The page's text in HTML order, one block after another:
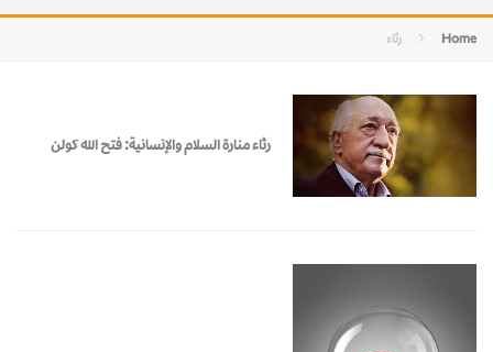
Home رثاء
رثاء منارة السلام والإنسانية: فتح الله كولن